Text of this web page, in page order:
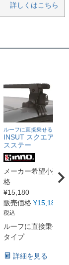
詳しくはこちら
ルーフに直接乗せるタイプ
INSUT スクエアベー
スステー
メーカー希望小売価
格
¥15,180
販売価格 ¥15,180
税込
ルーフに直接乗せる
タイプ
詳細を見る